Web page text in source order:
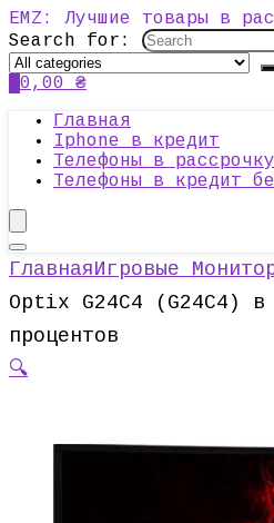
EMZ: Лучшие товары в
Search for:
0,00 ₴
Главная
Iphone в кредит
Телефоны в рассрочку
Телефоны в кредит
ГлавнаяИгровые
Optix G24C4 (G24C4) в
процентов
🔍